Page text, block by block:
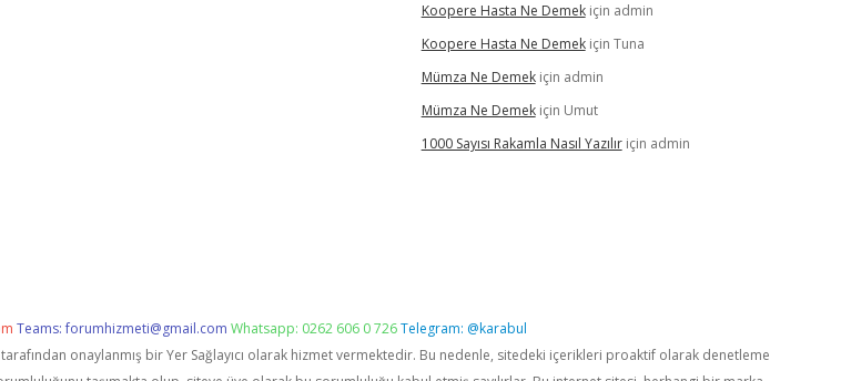
Koopere Hasta Ne Demekiçin admin
Koopere Hasta Ne Demekiçin Tuna
Mümza Ne Demekiçin admin
Mümza Ne Demekiçin Umut
1000 Sayısı Rakamla Nasıl Yazılıriçin admin
Teams:forumhizmeti@gmail.com Whatsapp: 0262 606 0 726Telegram: @karabul
onaylanmış bir Yer Sağlayıcı olarak hizmet vermektedir. Bu nedenle, sitedeki içerikleri proaktif olarak denetleme